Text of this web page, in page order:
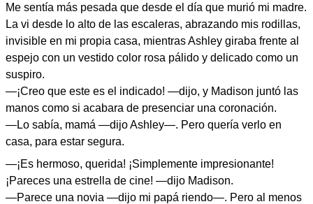
Me sentía más pesada que desde el día que murió mi madre.
La vi desde lo alto de las escaleras, abrazando mis rodillas,
invisible en mi propia casa, mientras Ashley giraba frente al
espejo con un vestido color rosa pálido y delicado como un
suspiro.
—¡Creo que este es el indicado! —dijo, y Madison juntó las
manos como si acabara de presenciar una coronación.
—Lo sabía, mamá —dijo Ashley—. Pero quería verlo en
casa, para estar segura.
—¡Es hermoso, querida! ¡Simplemente impresionante!
¡Pareces una estrella de cine! —dijo Madison.
—Parece una novia —dijo mi papá riendo—. Pero al menos